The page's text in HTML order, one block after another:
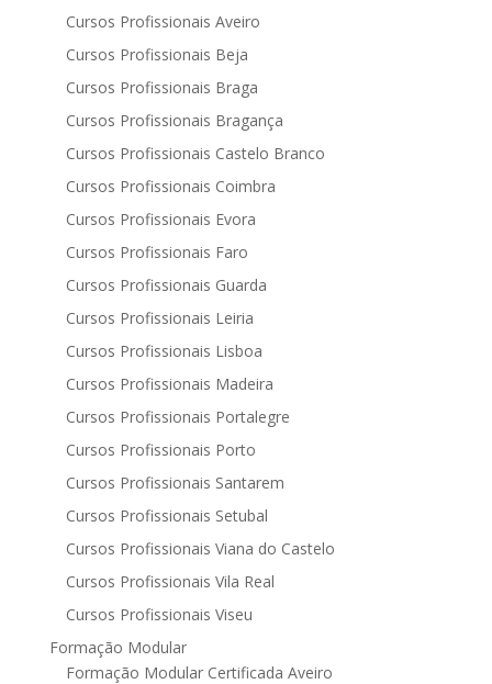
Cursos Profissionais Aveiro
Cursos Profissionais Beja
Cursos Profissionais Braga
Cursos Profissionais Bragança
Cursos Profissionais Castelo Branco
Cursos Profissionais Coimbra
Cursos Profissionais Evora
Cursos Profissionais Faro
Cursos Profissionais Guarda
Cursos Profissionais Leiria
Cursos Profissionais Lisboa
Cursos Profissionais Madeira
Cursos Profissionais Portalegre
Cursos Profissionais Porto
Cursos Profissionais Santarem
Cursos Profissionais Setubal
Cursos Profissionais Viana do Castelo
Cursos Profissionais Vila Real
Cursos Profissionais Viseu
Formação Modular
Formação Modular Certificada Aveiro